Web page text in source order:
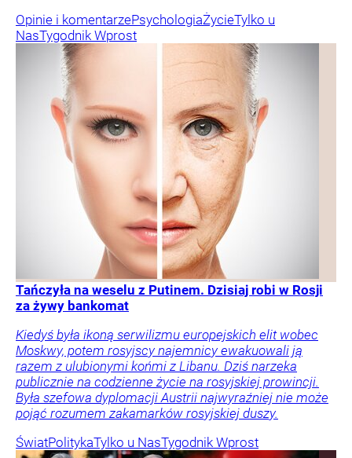
Opinie i komentarzePsychologiaŻycieTylko u
NasTygodnik Wprost
Tańczyła na weselu z Putinem. Dzisiaj robi w Rosji
za żywy bankomat
Kiedyś była ikoną serwilizmu europejskich elit wobec
Moskwy, potem rosyjscy najemnicy ewakuowali ją
razem z ulubionymi końmi z Libanu. Dziś narzeka
publicznie na codzienne życie na rosyjskiej prowincji.
Była szefowa dyplomacji Austrii najwyraźniej nie może
pojąć rozumem zakamarków rosyjskiej duszy.
ŚwiatPolitykaTylko u NasTygodnik Wprost